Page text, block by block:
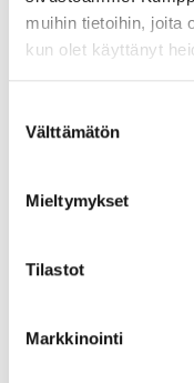
muihin tietoihin, joita
kun olet käyttänyt
valinta
Välttämätön
Mieltymykset
Tilastot
Markkinointi
13.10.2023